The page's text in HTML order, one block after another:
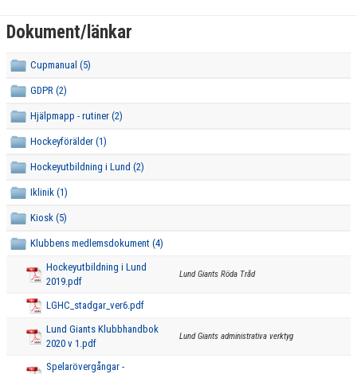
SPONSORER
MEDLEMSKAP
LÄNKAR
FÖRÄLDRAR
BOKNING
Dokument/länkar
Cupmanual (5)
GDPR (2)
Hjälpmapp - rutiner (2)
Hockeyförälder (1)
Hockeyutbildning i Lund (2)
Iklinik (1)
Kiosk (5)
Klubbens medlemsdokument (4)
Hockeyutbildning i Lund
2019.pdf
Lund Giants Röda Tråd
LGHC_stadgar_ver6.pdf
Lund Giants Klubbhandbok
2020 v 1.pdf
Lund Giants administrativa verktyg
Spelarövergångar -